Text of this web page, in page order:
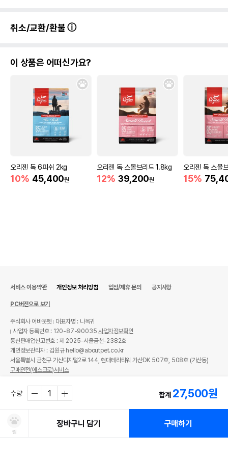
취소/교환/환불
이 상품은 어떠신가요?
오리젠 독 6피쉬 2kg
10% 45,400원
오리젠 독 스몰브리드 1.8kg
12% 39,200원
오리젠 독 스몰
15%
수량 합계 27,500원
찜
장바구니 담기 구매하기
서비스 이용약관 개인정보 처리방침 입점/제휴 문의 공지사항
PC버전으로 보기
주식회사 어바웃펫
대표자명 : 나옥귀
사업자 등록번호 : 120-87-90035사업자정보확인
통신판매업신고번호 : 제 2025-서울금천-2382호
개인정보관리자 : 김원규 hello@aboutpet.co.kr
서울특별시 금천구 가산디지털2로 144, 현대테라타워 가산DK 507호, 508호 (가산동)
구매안전(에스크로)서비스